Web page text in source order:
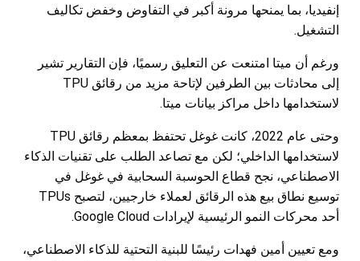
إنفيديا، بما يمنحها مرونة أكبر في التفاوض وخفض تكاليف
التشغيل.
ورغم أن ميتا امتنعت عن التعليق رسميًا، فإن التقارير تشير
إلى محادثات بين الطرفين لإتاحة مزيد من رقائق TPU
لاستخدامها داخل مراكز بيانات ميتا.
وحتى عام 2022، كانت غوغل تحتفظ بمعظم رقائق TPU
لاستخدامها الداخلي؛ لكن مع تصاعد الطلب على تقنيات الذكاء
الاصطناعي، نجح قطاع الحوسبة السحابية في غوغل في
توسيع نطاق بيع هذه الرقائق لعملاء خارجيين، لتصبح TPUs
أحد محركات النمو الرئيسية لإيرادات Google Cloud.
ومع تعيين أمين فهدات رئيسًا للبنية التحتية للذكاء الاصطناعي،